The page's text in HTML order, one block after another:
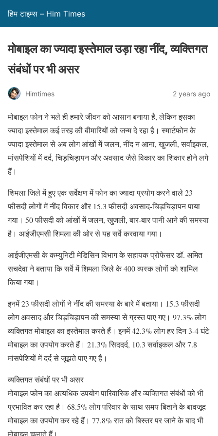
हिम टाइम्स – Him Times
मोबाइल का ज्यादा इस्तेमाल उड़ा रहा नींद, व्यक्तिगत
संबंधों पर भी असर
Himtimes 2 years ago
मोबाइल फोन ने भले ही हमारे जीवन को आसान बनाया है, लेकिन इसका
ज्यादा इस्तेमाल कई तरह की बीमारियों को जन्म दे रहा है। स्मार्टफोन के
ज्यादा इस्तेमाल से अब लोग आंखों में जलन, नींद न आना, खुजली, सर्वाइकल,
मांसपेशियों में दर्द, चिड़चिड़ापन और अवसाद जैसे विकार का शिकार होने लगे
हैं।
शिमला जिले में हुए एक सर्वेक्षण में फोन का ज्यादा प्रयोग करने वाले 23
फीसदी लोगों में नींद विकार और 15.3 फीसदी अवसाद-चिड़चिड़ापन पाया
गया। 50 फीसदी को आंखों में जलन, खुजली, बार-बार पानी आने की समस्या
है। आईजीएमसी शिमला की ओर से यह सर्वे करवाया गया।
आईजीएमसी के कम्युनिटी मेडिसिन विभाग के सहायक प्रोफेसर डॉ. अमित
सचदेवा ने बताया कि सर्वे में शिमला जिले के 400 व्यस्क लोगों को शामिल
किया गया।
इनमें 23 फीसदी लोगों ने नींद की समस्या के बारे में बताया। 15.3 फीसदी
लोग अवसाद और चिड़चिड़ापन की समस्या से ग्रस्त पाए गए। 97.3% लोग
व्यक्तिगत मोबाइल का इस्तेमाल करते हैं। इनमें 42.3% लोग हर दिन 3-4 घंटे
मोबाइल का उपयोग करते हैं। 21.3% सिददर्द, 10.3 सर्वाइकल और 7.8
मांसपेशियों में दर्द से जूझते पाए गए हैं।
व्यक्तिगत संबंधों पर भी असर
मोबाइल फोन का अत्यधिक उपयोग पारिवारिक और व्यक्तिगत संबंधों को भी
प्रभावित कर रहा है। 68.5% लोग परिवार के साथ समय बिताने के बावजूद
मोबाइल का उपयोग कर रहे हैं। 77.8% रात को बिस्तर पर जाने के बाद भी
मोबाइल चलाते हैं।